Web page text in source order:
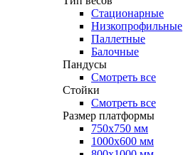
Стационарные
Низкопрофильные
Паллетные
Балочные
Пандусы
Смотреть все
Стойки
Смотреть все
Размер платформы
750х750 мм
1000х600 мм